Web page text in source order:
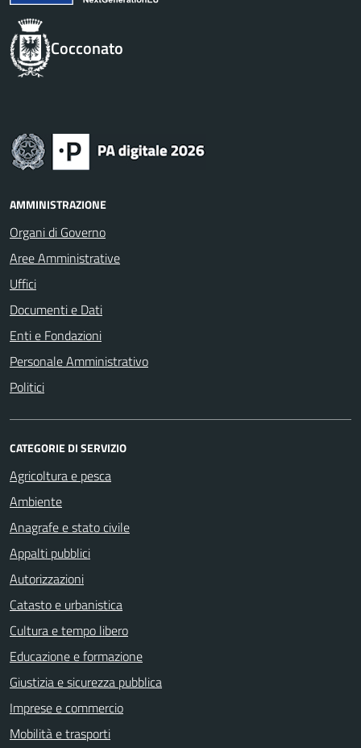
Cocconato
AMMINISTRAZIONE
Organi di Governo
Aree Amministrative
Uffici
Documenti e Dati
Enti e Fondazioni
Personale Amministrativo
Politici
CATEGORIE DI SERVIZIO
Agricoltura e pesca
Ambiente
Anagrafe e stato civile
Appalti pubblici
Autorizzazioni
Catasto e urbanistica
Cultura e tempo libero
Educazione e formazione
Giustizia e sicurezza pubblica
Imprese e commercio
Mobilità e trasporti